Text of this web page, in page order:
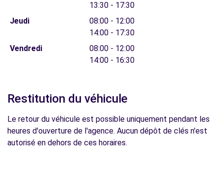
13:30 - 17:30
Jeudi
08:00 - 12:00
14:00 - 17:30
Vendredi
08:00 - 12:00
14:00 - 16:30
Restitution du véhicule
Le retour du véhicule est possible uniquement pendant les
heures d'ouverture de l'agence. Aucun dépôt de clés n'est
autorisé en dehors de ces horaires.